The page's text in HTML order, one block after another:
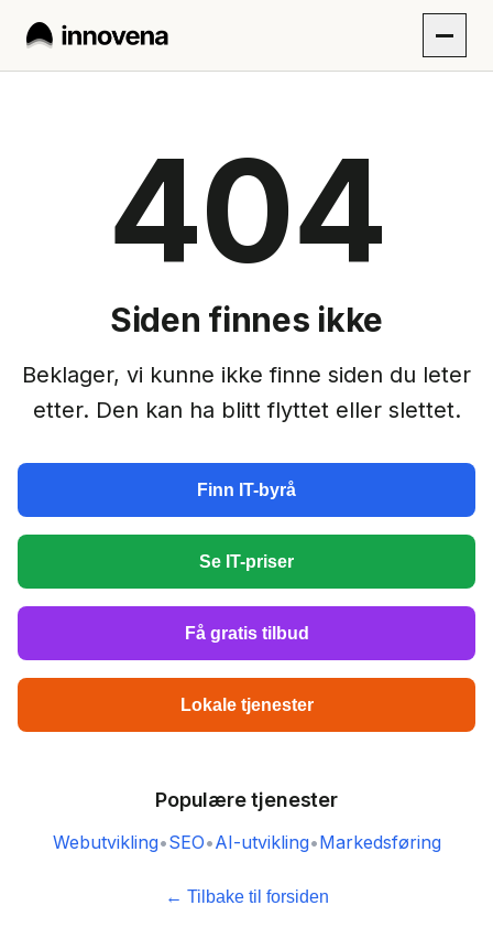
404
Siden finnes ikke
Beklager, vi kunne ikke finne siden du leter
etter. Den kan ha blitt flyttet eller slettet.
Finn IT-byrå
Se IT-priser
Få gratis tilbud
Lokale tjenester
Populære tjenester
Webutvikling•SEO•AI-utvikling•Markedsføring
← Tilbake til forsiden